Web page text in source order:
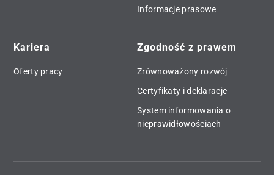
Informacje prasowe
Kariera
Oferty pracy
Zgodność z prawem
Zrównoważony rozwój
Certyfikaty i deklaracje
System informowania o
nieprawidłowościach